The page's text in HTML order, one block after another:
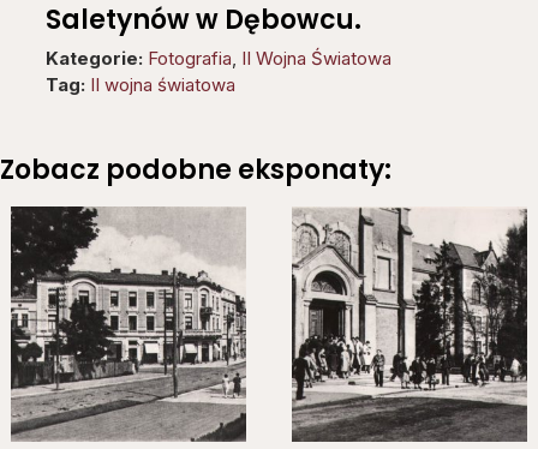
Saletynów w Dębowcu.
Kategorie: Fotografia, II Wojna Światowa
Tag: II wojna światowa
Zobacz podobne eksponaty: